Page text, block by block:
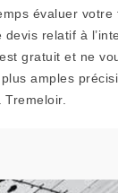
évaluer votre
relatif à
gratuit et ne
amples